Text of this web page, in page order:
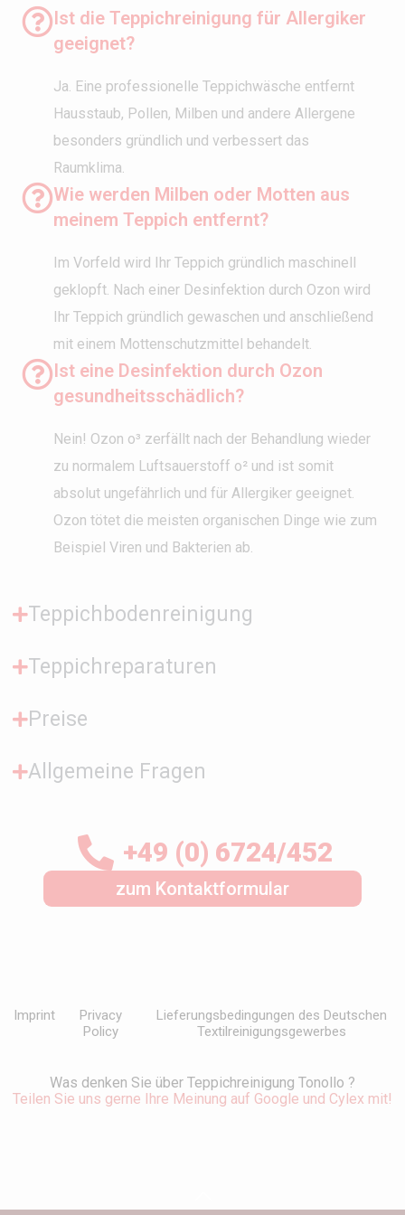
Ist die Teppichreinigung für Allergiker
geeignet?
Ja. Eine professionelle Teppichwäsche entfernt
Hausstaub, Pollen, Milben und andere Allergene
besonders gründlich und verbessert das
Raumklima.
Wie werden Milben oder Motten aus
meinem Teppich entfernt?
Im Vorfeld wird Ihr Teppich gründlich maschinell
geklopft. Nach einer Desinfektion durch Ozon wird
Ihr Teppich gründlich gewaschen und anschließend
mit einem Mottenschutzmittel behandelt.
Ist eine Desinfektion durch Ozon
gesundheitsschädlich?
Nein! Ozon o³ zerfällt nach der Behandlung wieder
zu normalem Luftsauerstoff o² und ist somit
absolut ungefährlich und für Allergiker geeignet.
Ozon tötet die meisten organischen Dinge wie zum
Beispiel Viren und Bakterien ab.
Teppichbodenreinigung
Teppichreparaturen
Preise
Allgemeine Fragen
+49 (0) 6724/452
zum Kontaktformular
Imprint
Privacy
Policy
Lieferungsbedingungen des Deutschen
Textilreinigungsgewerbes
Was denken Sie über Teppichreinigung Tonollo ?
Teilen Sie uns gerne Ihre Meinung auf Google und Cylex mit!